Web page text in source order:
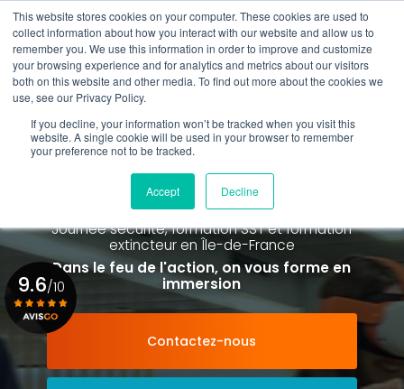
This website stores cookies on your computer. These cookies are used to
collect information about how you interact with our website and allow us to
remember you. We use this information in order to improve and customize
your browsing experience and for analytics and metrics about our visitors
both on this website and other media. To find out more about the cookies we
use, see our Privacy Policy.
If you decline, your information won’t be tracked when you visit this
website. A single cookie will be used in your browser to remember
your preference not to be tracked.
Accept Decline
Aller
au
contenu
principal
01 84 20 18 48
Spécialiste de la formation SST et
de la Formation Incendie
à Paris La Défense depuis 2015
Journée sécurité, formation SST et formation
extincteuren Île-de-France
Dans le feu de l'action, on vous forme en
immersion
Contactez-nous
9.6/10
Voir le certificat